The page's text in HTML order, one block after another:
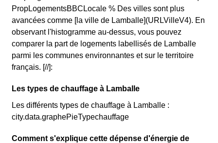
PropLogementsBBCLocale % Des villes sont plus
avancées comme [la ville de Lamballe](URLVilleV4). En
observant l'histogramme au-dessus, vous pouvez
comparer la part de logements labellisés de Lamballe
parmi les communes environnantes et sur le territoire
français. [//]:
Les types de chauffage à Lamballe
Les différents types de chauffage à Lamballe :
city.data.graphePieTypechauffage
Comment s'explique cette dépense d'énergie de